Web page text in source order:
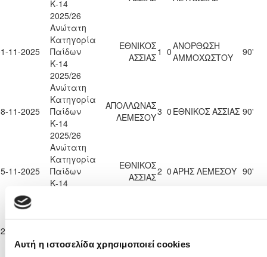
Αυτή η ιστοσελίδα χρησιμοποιεί cookies
Κ-14
2025/26
11-2025
Ανώτατη
Κατηγορία
Παίδων
Κ-14
2025/26
ΕΘΝΙΚΟΣ
ΑΣΣΙΑΣ1 0ΑΝΟΡΘΩΣΗ
ΑΜΜΟΧΩΣΤΟΥ
90'
11-2025
Ανώτατη
Κατηγορία
Παίδων
Κ-14
2025/26
ΑΠΟΛΛΩΝΑΣ
ΛΕΜΕΣΟΥ3 0 ΕΘΝΙΚΟΣ ΑΣΣΙΑΣ 90'
11-2025
Ανώτατη
Κατηγορία
Παίδων
Κ-14
ΕΘΝΙΚΟΣ
ΑΣΣΙΑΣ2 0ΑΡΗΣ ΛΕΜΕΣΟΥ 90'
11-2025
Κατηγορία
Κ-14